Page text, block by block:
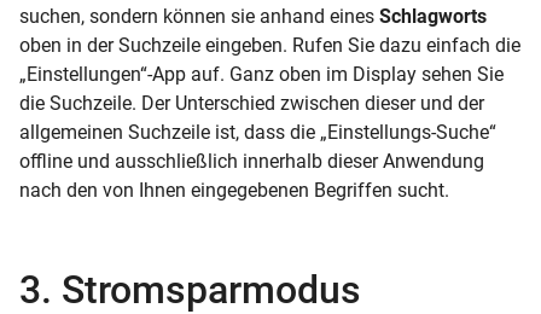
suchen, sondern können sie anhand eines Schlagworts
oben in der Suchzeile eingeben. Rufen Sie dazu einfach die
„Einstellungen“-App auf. Ganz oben im Display sehen Sie
die Suchzeile. Der Unterschied zwischen dieser und der
allgemeinen Suchzeile ist, dass die „Einstellungs-Suche“
offline und ausschließlich innerhalb dieser Anwendung
nach den von Ihnen eingegebenen Begriffen sucht.
3. Stromsparmodus